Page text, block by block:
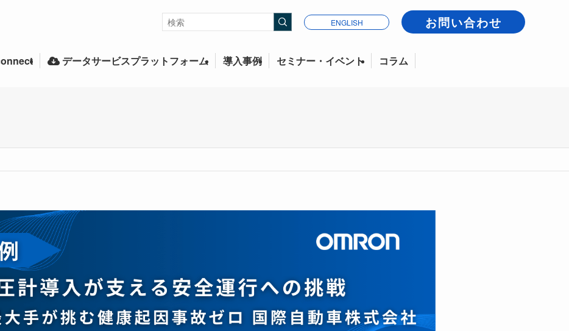
ENGLISH お問い合わせ
データサービスプラットフォーム 導入事例 セミナー・イベント コラム